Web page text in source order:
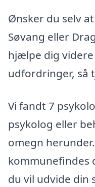
Ønsker du selv
Søvang eller
hjælpe dig
udfordringer, så
Vi fandt 7
psykolog eller
omegn
kommunefindes
du vil udvide din